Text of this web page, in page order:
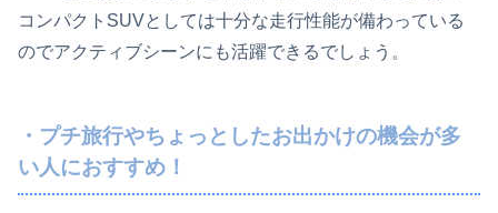
コンパクトSUVとしては十分な走行性能が備わっている
のでアクティブシーンにも活躍できるでしょう。
・プチ旅行やちょっとしたお出かけの機会が多
い人におすすめ！